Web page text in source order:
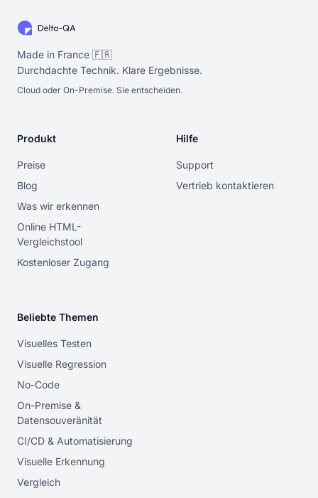
Made in France 🇫🇷
Durchdachte Technik. Klare Ergebnisse.
Cloud oder On-Premise. Sie entscheiden.
Produkt
Preise
Blog
Was wir erkennen
Online HTML-
Vergleichstool
Kostenloser Zugang
Hilfe
Support
Vertrieb kontaktieren
Beliebte Themen
Visuelles Testen
Visuelle Regression
No-Code
On-Premise &
Datensouveränität
CI/CD & Automatisierung
Visuelle Erkennung
Vergleich